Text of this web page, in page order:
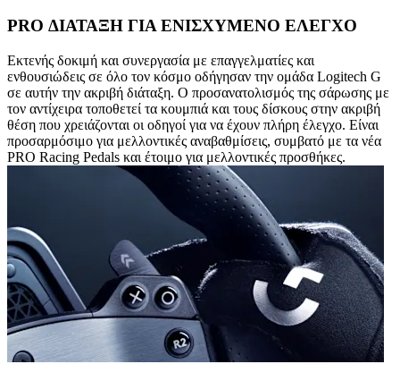
PRO ΔΙΑΤΑΞΗ ΓΙΑ ΕΝΙΣΧΥΜΕΝΟ ΕΛΕΓΧΟ
Εκτενής δοκιμή και συνεργασία με επαγγελματίες και
ενθουσιώδεις σε όλο τον κόσμο οδήγησαν την ομάδα Logitech G
σε αυτήν την ακριβή διάταξη. Ο προσανατολισμός της σάρωσης με
τον αντίχειρα τοποθετεί τα κουμπιά και τους δίσκους στην ακριβή
θέση που χρειάζονται οι οδηγοί για να έχουν πλήρη έλεγχο. Είναι
προσαρμόσιμο για μελλοντικές αναβαθμίσεις, συμβατό με τα νέα
PRO Racing Pedals και έτοιμο για μελλοντικές προσθήκες.